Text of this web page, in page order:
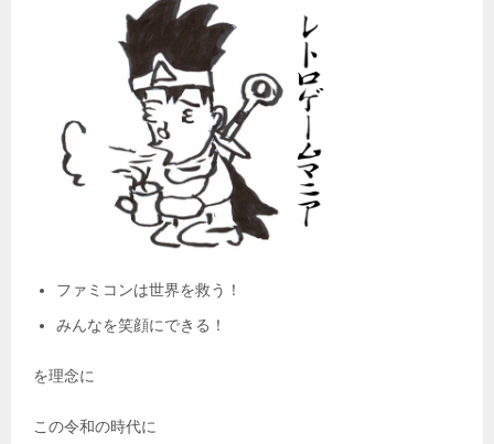
ファミコンは世界を救う！
みんなを笑顔にできる！
を理念に
この令和の時代に